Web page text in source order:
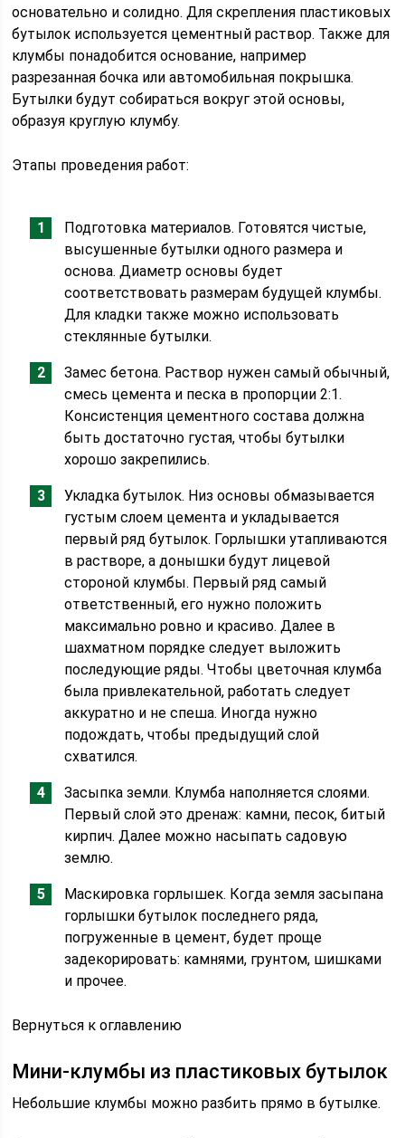
основательно и солидно. Для скрепления пластиковых
бутылок используется цементный раствор. Также для
клумбы понадобится основание, например
разрезанная бочка или автомобильная покрышка.
Бутылки будут собираться вокруг этой основы,
образуя круглую клумбу.
Этапы проведения работ:
Подготовка материалов. Готовятся чистые,
высушенные бутылки одного размера и
основа. Диаметр основы будет
соответствовать размерам будущей клумбы.
Для кладки также можно использовать
стеклянные бутылки.
Замес бетона. Раствор нужен самый обычный,
смесь цемента и песка в пропорции 2:1.
Консистенция цементного состава должна
быть достаточно густая, чтобы бутылки
хорошо закрепились.
Укладка бутылок. Низ основы обмазывается
густым слоем цемента и укладывается
первый ряд бутылок. Горлышки утапливаются
в растворе, а донышки будут лицевой
стороной клумбы. Первый ряд самый
ответственный, его нужно положить
максимально ровно и красиво. Далее в
шахматном порядке следует выложить
последующие ряды. Чтобы цветочная клумба
была привлекательной, работать следует
аккуратно и не спеша. Иногда нужно
подождать, чтобы предыдущий слой
схватился.
Засыпка земли. Клумба наполняется слоями.
Первый слой это дренаж: камни, песок, битый
кирпич. Далее можно насыпать садовую
землю.
Маскировка горлышек. Когда земля засыпана
горлышки бутылок последнего ряда,
погруженные в цемент, будет проще
задекорировать: камнями, грунтом, шишками
и прочее.
Вернуться к оглавлению
Мини-клумбы из пластиковых бутылок
Небольшие клумбы можно разбить прямо в бутылке.